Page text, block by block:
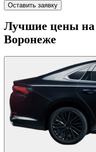
Оставить заявку
Лучшие цены на
Воронеже